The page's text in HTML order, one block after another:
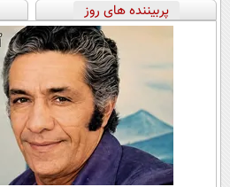
پربیننده های روز